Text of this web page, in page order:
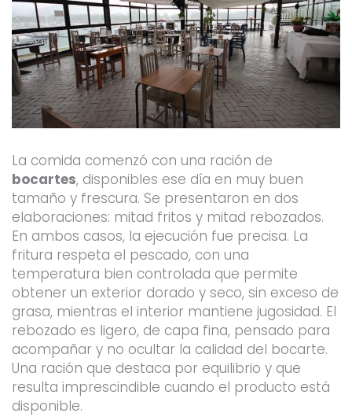
La comida comenzó con una ración de
bocartes, disponibles ese día en muy buen
tamaño y frescura. Se presentaron en dos
elaboraciones: mitad fritos y mitad rebozados.
En ambos casos, la ejecución fue precisa. La
fritura respeta el pescado, con una
temperatura bien controlada que permite
obtener un exterior dorado y seco, sin exceso de
grasa, mientras el interior mantiene jugosidad. El
rebozado es ligero, de capa fina, pensado para
acompañar y no ocultar la calidad del bocarte.
Una ración que destaca por equilibrio y que
resulta imprescindible cuando el producto está
disponible.